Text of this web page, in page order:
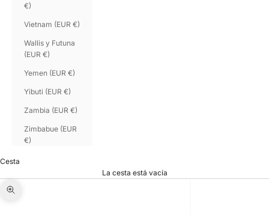
€)
Vietnam (EUR €)
Wallis y Futuna
(EUR €)
Yemen (EUR €)
Yibuti (EUR €)
Zambia (EUR €)
Zimbabue (EUR
€)
Cesta
La cesta está vacía
Zoom